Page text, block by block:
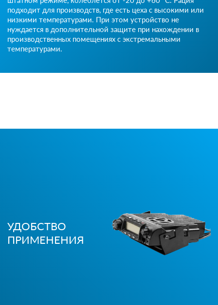
подходит для производств, где есть цеха с высокими или
низкими температурами. При этом устройство не
нуждается в дополнительной защите при нахождении в
производственных помещениях с экстремальными
температурами.
УДОБСТВО
ПРИМЕНЕНИЯ